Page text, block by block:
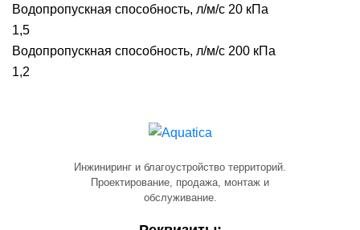
Водопропускная способность, л/м/с 20 кПа
1,5
Водопропускная способность, л/м/с 200 кПа
1,2
Инжиниринг и благоустройство территорий.
Проектирование, продажа, монтаж и
обслуживание.